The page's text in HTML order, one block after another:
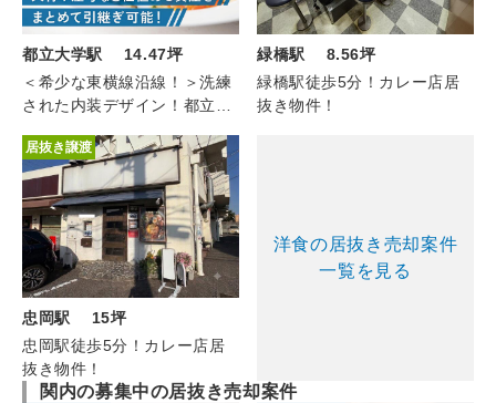
都立大学駅 14.47坪
＜希少な東横線沿線！＞洗練
された内装デザイン！都立大
坪）
緑橋駅 8.56坪
緑橋駅徒歩5分！カレー店居
抜き物件！
居抜き譲渡
忠岡駅 15坪
忠岡駅徒歩5分！カレー店居
抜き物件！
洋食の居抜き売却案件
一覧を見る
関内の募集中の居抜き売却案件